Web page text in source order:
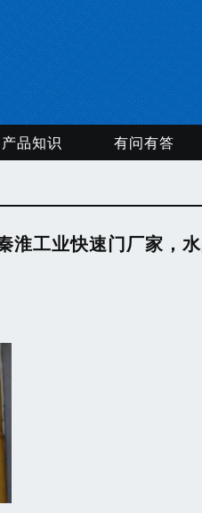
产品知识 有问有答
淮工业快速门厂家，